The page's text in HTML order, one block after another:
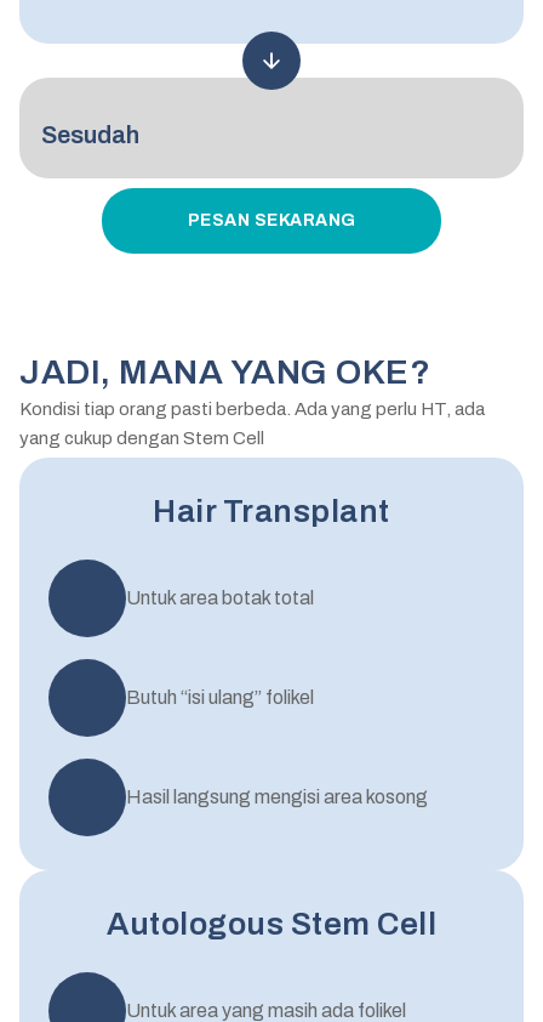
Sesudah
PESAN SEKARANG
JADI, MANA YANG OKE?
Kondisi tiap orang pasti berbeda. Ada yang perlu HT, ada
yang cukup dengan Stem Cell
Hair Transplant
Untuk area botak total
Butuh “isi ulang” folikel
Hasil langsung mengisi area kosong
Autologous Stem Cell
Untuk area yang masih ada folikel